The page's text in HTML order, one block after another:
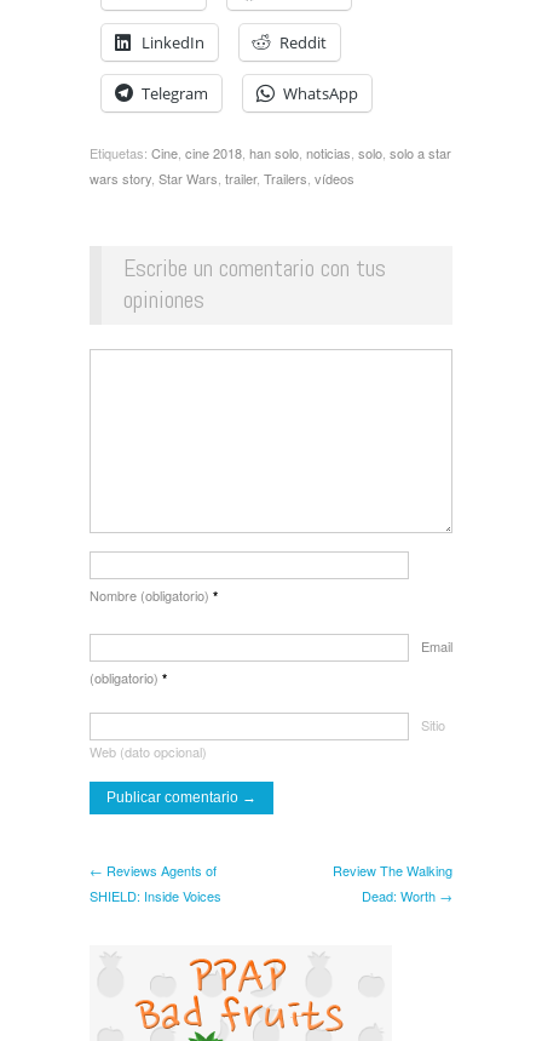
LinkedIn Reddit
Telegram WhatsApp
Etiquetas: Cine cine 2018 han solo noticias solo solo a star
wars story Star Wars trailer, Trailers vídeos
Escribe un comentario con tus
opiniones
Nombre (obligatorio) *
Email
(obligatorio) *
Sitio
Web (dato opcional)
← Reviews Agents of
SHIELD: Inside Voices
Review The Walking
Dead: Worth →